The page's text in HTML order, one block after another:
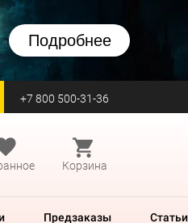
Подробнее
+7 800 500-31-36
Корзина
Предзаказы Статьи